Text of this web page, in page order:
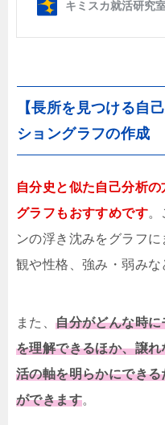
【長所を見つける自
ショングラフの作成
自分史と似た自己分析
グラフもおすすめです。
ンの浮き沈みをグラフ
観や性格、強み・弱みな
また、自分がどんな時
を理解できるほか、譲
活の軸を明らかにでき
ができます。